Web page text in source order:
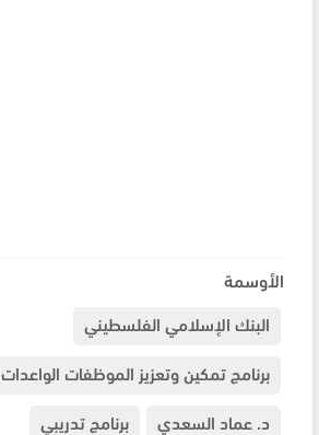
الأوسمة
البنك الإسلامي الفلسطيني
برنامج تمكين وتعزيز الموظفات الواعدات
د. عماد السعدي
برنامج تدريبي